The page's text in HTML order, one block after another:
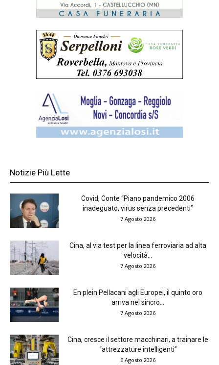
Notizie Più Lette
Covid, Conte “Piano pandemico 2006
inadeguato, virus senza precedenti”
7 Agosto 2026
Cina, al via test per la linea ferroviaria ad alta
velocità...
7 Agosto 2026
En plein Pellacani agli Europei, il quinto oro
arriva nel sincro...
7 Agosto 2026
Cina, cresce il settore macchinari, a trainare le
“attrezzature intelligenti”
6 Agosto 2026